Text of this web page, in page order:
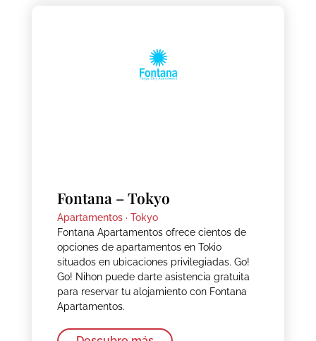
Fontana – Tokyo
Apartamentos · Tokyo
Fontana Apartamentos ofrece cientos de
opciones de apartamentos en Tokio
situados en ubicaciones privilegiadas. Go!
Go! Nihon puede darte asistencia gratuita
para reservar tu alojamiento con Fontana
Apartamentos.